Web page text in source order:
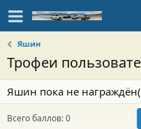
Яшин
Трофеи
Яшин пока не
Всего баллов: 0